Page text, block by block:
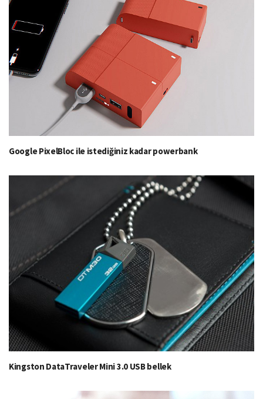
Google PixelBloc ile istediğiniz kadar powerbank
Kingston DataTraveler Mini 3.0 USB bellek